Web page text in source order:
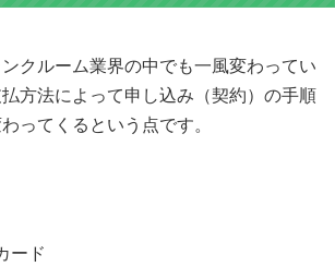
クルーム業界の中でも一風変わってい
方法によって申し込み（契約）の手順
ってくるという点です。
ード